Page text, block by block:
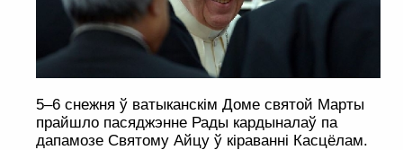
5–6 снежня ў ватыканскім Доме святой Марты
прайшло пасяджэнне Рады кардыналаў па
дапамозе Святому Айцу ў кіраванні Касцёлам.